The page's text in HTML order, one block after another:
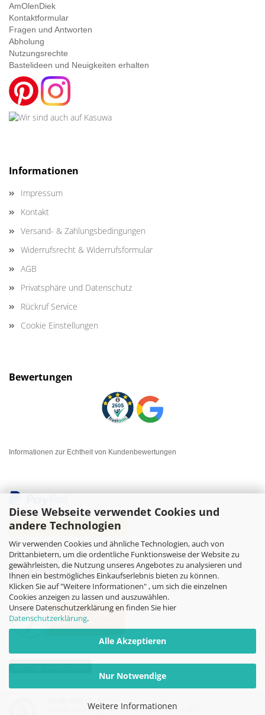
Diese Webseite verwendet Cookies und
andere Technologien
Wir verwenden Cookies und ähnliche Technologien, auch von
Drittanbietern, um die ordentliche Funktionsweise der Website zu
gewährleisten, die Nutzung unseres Angebotes zu analysieren und
Ihnen ein bestmögliches Einkaufserlebnis bieten zu können.
Klicken Sie auf "Weitere Informationen" , um sich die einzelnen
Cookies anzeigen zu lassen und auszuwählen.
Unsere Datenschutzerklärung en finden Sie hier
Datenschutzerklärung.
Alle Akzeptieren
Nur Notwendige
Weitere Informationen
AmOlenDiek
Kontaktformular
Fragen und Antworten
Abholung
Nutzungsrechte
Bastelideen und Neuigkeiten erhalten
Informationen
Impressum
Kontakt
Versand- & Zahlungsbedingungen
Widerrufsrecht & Widerrufsformular
AGB
Privatsphäre und Datenschutz
Rückruf Service
Cookie Einstellungen
Bewertungen
Informationen zur Echtheit von Kundenbewertungen
Vertrag widerrufen
(5 / 5)
Bewertungen bei: dawanda.com, kasuwa.de ⓘ